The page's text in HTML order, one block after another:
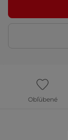
Obľúbené